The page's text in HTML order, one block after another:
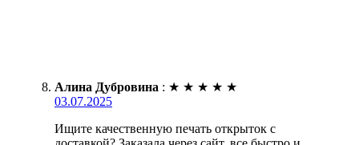
Алина Дубровина : ★ ★ ★ ★ ★
03.07.2025
Ищите качественную печать открыток с